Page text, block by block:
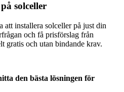
solceller
installera solceller på just din
och få prisförslag från
gratis och utan bindande krav.
den bästa lösningen för